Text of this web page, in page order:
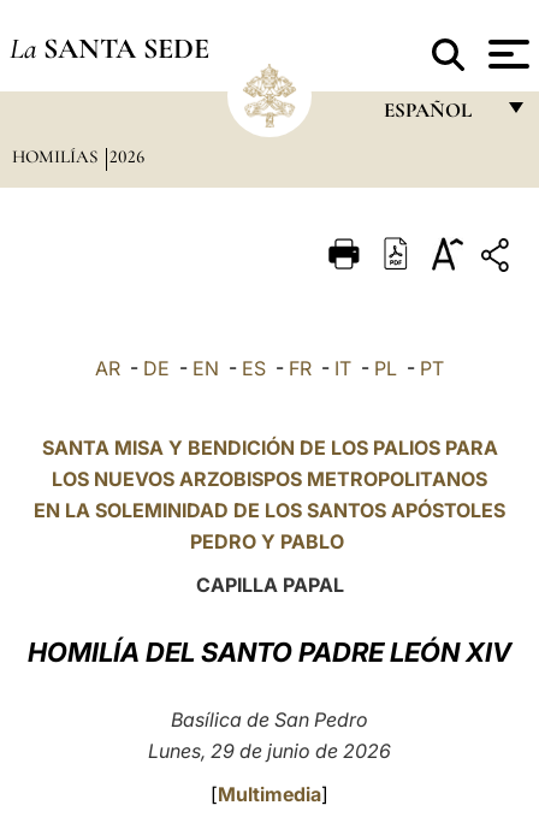
La SANTA SEDE
ESPAÑOL
ITALIANO
POLSKI
العربيّة
HOMILÍAS 2026
AR - DE - EN - ES - FR - IT - PL - PT
SANTA MISA Y BENDICIÓN DE LOS PALIOS PARA
LOS NUEVOS ARZOBISPOS METROPOLITANOS
EN LA SOLEMINIDAD DE LOS SANTOS APÓSTOLES
PEDRO Y PABLO
CAPILLA PAPAL
HOMILÍA DEL SANTO PADRE LEÓN XIV
Basílica de San Pedro
Lunes, 29 de junio de 2026
[Multimedia]